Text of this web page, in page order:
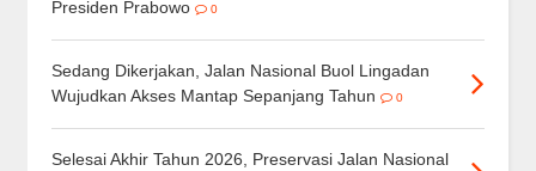
Presiden Prabowo
0
Sedang Dikerjakan, Jalan Nasional Buol Lingadan
Wujudkan Akses Mantap Sepanjang Tahun
0
Selesai Akhir Tahun 2026, Preservasi Jalan Nasional